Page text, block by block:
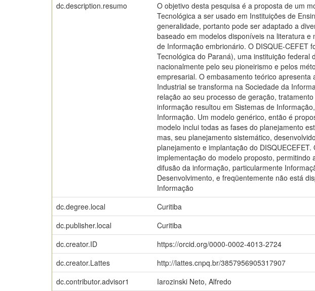
dc.description.resumo
O objetivo desta pesquisa é a proposta de um
Tecnológica a ser usado em Instituições de
generalidade, portanto pode ser adaptado a
baseado em modelos disponíveis na literatura
de Informação embrionário. O DISQUE-CEFET
Tecnológica do Paraná), uma instituição
nacionalmente pelo seu pioneirismo e pelos
empresarial. O embasamento teórico
Industrial se transforma na Sociedade da
relação ao seu processo de geração,
informação resultou em Sistemas de
Informação. Um modelo genérico, então é
modelo inclui todas as fases do planejamento
mas, seu planejamento sistemático,
planejamento e implantação do
implementação do modelo proposto,
difusão da informação, particularmente
Desenvolvimento, e freqüentemente não está
Informação
dc.degree.local Curitiba
dc.publisher.local
Curitiba
dc.creator.ID
https://orcid.org/0000-0002-4013-2724
dc.creator.Lattes
http://lattes.cnpq.br/3857956905317907
dc.contributor.advisor1
Iarozinski Neto, Alfredo